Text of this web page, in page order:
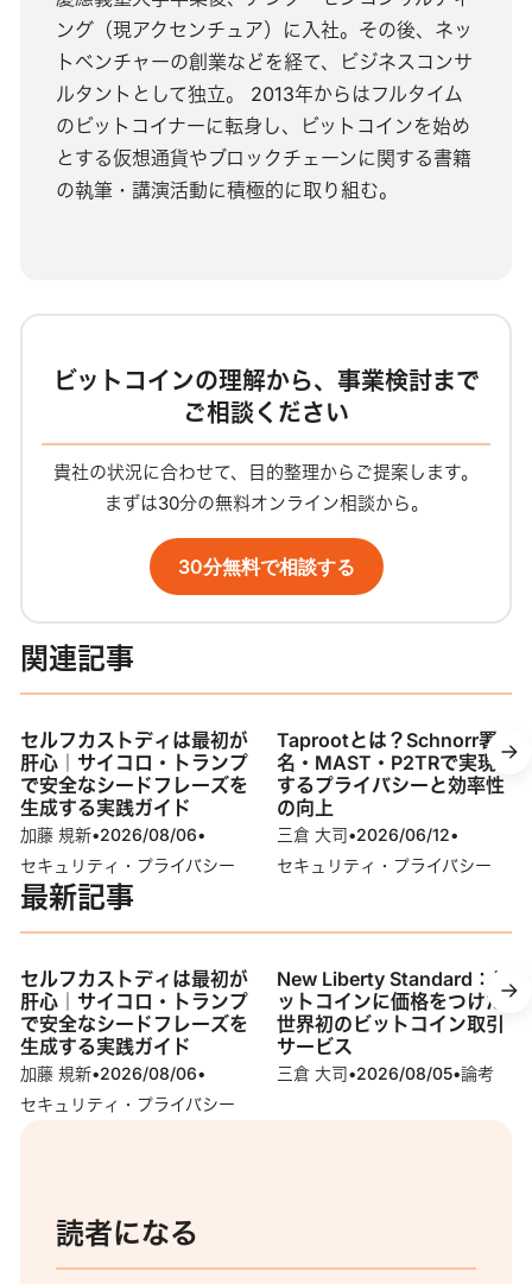
ング（現アクセンチュア）に入社。その後、ネッ
トベンチャーの創業などを経て、ビジネスコンサ
ルタントとして独立。 2013年からはフルタイム
のビットコイナーに転身し、ビットコインを始め
とする仮想通貨やブロックチェーンに関する書籍
の執筆・講演活動に積極的に取り組む。
ビットコインの理解から、事業検討まで
ご相談ください
貴社の状況に合わせて、目的整理からご提案します。
まずは30分の無料オンライン相談から。
30分無料で相談する
関連記事
セルフカストディは最初が
肝心｜サイコロ・トランプ
で安全なシードフレーズを
生成する実践ガイド
加藤 規新•2026/08/06•
セキュリティ・プライバシー
Taprootとは？Schnorr署
名・MAST・P2TRで実現
するプライバシーと効率性
の向上
三倉 大司•2026/06/12•
セキュリティ・プライバシー
最新記事
セルフカストディは最初が
肝心｜サイコロ・トランプ
で安全なシードフレーズを
生成する実践ガイド
加藤 規新•2026/08/06•
セキュリティ・プライバシー
New Liberty Standard：ビ
ットコインに価格をつけた
世界初のビットコイン取引
サービス
三倉 大司•2026/08/05•論考
読者になる